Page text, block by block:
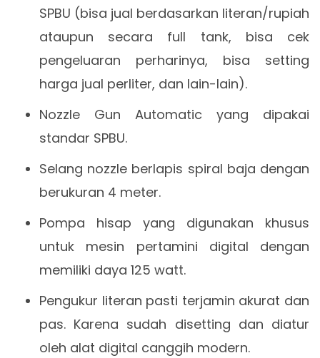
SPBU (bisa jual berdasarkan literan/rupiah
ataupun secara full tank, bisa cek
pengeluaran perharinya, bisa setting
harga jual perliter, dan lain-lain).
Nozzle Gun Automatic yang dipakai
standar SPBU.
Selang nozzle berlapis spiral baja dengan
berukuran 4 meter.
Pompa hisap yang digunakan khusus
untuk mesin pertamini digital dengan
memiliki daya 125 watt.
Pengukur literan pasti terjamin akurat dan
pas. Karena sudah disetting dan diatur
oleh alat digital canggih modern.